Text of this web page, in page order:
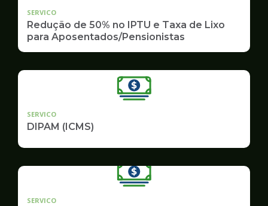
SERVICO
Redução de 50% no IPTU e Taxa de Lixo
para Aposentados/Pensionistas
SERVICO
DIPAM (ICMS)
SERVICO